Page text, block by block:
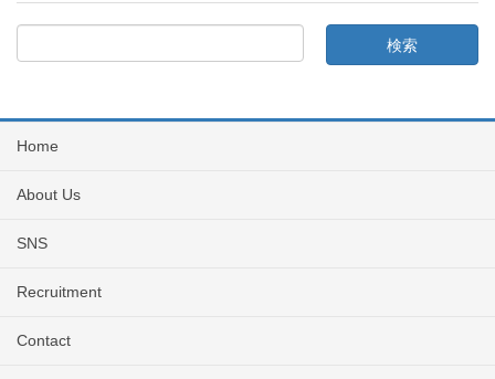
Home
About Us
SNS
Recruitment
Contact